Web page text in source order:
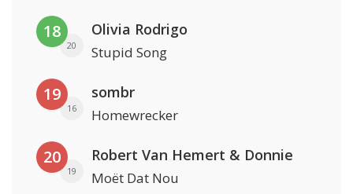
18
20
Olivia Rodrigo
Stupid Song
19
16
sombr
Homewrecker
20
19
Robert Van Hemert & Donnie
Moët Dat Nou